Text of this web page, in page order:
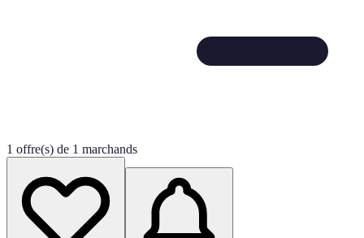
1 offre(s) de 1 marchands